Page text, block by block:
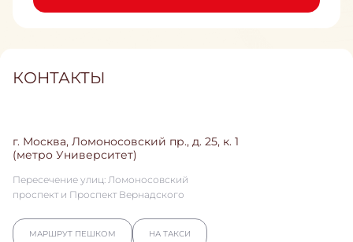
КОНТАКТЫ
г. Москва, Ломоносовский пр., д. 25, к. 1
(метро Университет)
Пересечение улиц: Ломоносовский
проспект и Проспект Вернадского
МАРШРУТ ПЕШКОМ НА ТАКСИ